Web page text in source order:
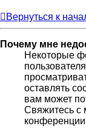
Вернуться к
Почему мне
Некоторые
оставлять
вам может
Свяжитесь с